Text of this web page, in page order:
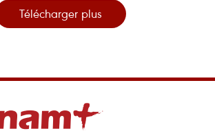
Télécharger plus